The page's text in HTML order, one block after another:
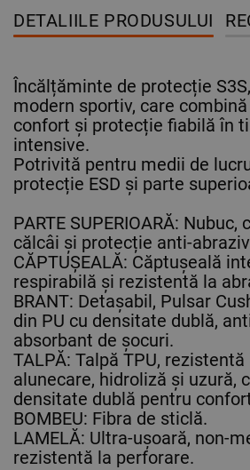
DETALIILE PRODUSULUI
Încălțăminte de protecție
modern sportiv, care
confort și protecție fiabilă în
intensive.
Potrivită pentru medii de
protecție ESD și parte
PARTE SUPERIOARĂ:
călcâi și protecție anti-
CĂPTUȘEALĂ: Căptușeală
respirabilă și rezistentă la
BRANT: Detașabil, Pulsar
din PU cu densitate dublă,
absorbant de șocuri.
TALPĂ: Talpă TPU,
alunecare, hidroliză și uzură,
densitate dublă pentru
BOMBEU: Fibra de sticlă.
LAMELĂ: Ultra-ușoară, non-
rezistentă la perforare.